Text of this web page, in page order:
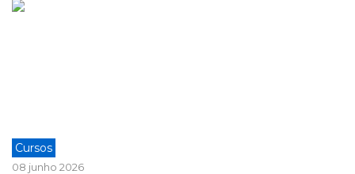
Cursos
08 junho 2026